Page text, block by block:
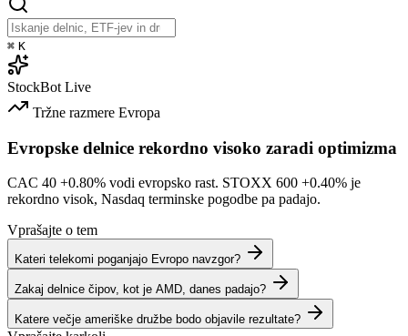
⌘ K
StockBot Live
Tržne razmere Evropa
Evropske delnice rekordno visoko zaradi optimizma
CAC 40 +0.80% vodi evropsko rast. STOXX 600 +0.40% je
rekordno visok, Nasdaq terminske pogodbe pa padajo.
Vprašajte o tem
Kateri telekomi poganjajo Evropo navzgor?
Zakaj delnice čipov, kot je AMD, danes padajo?
Katere večje ameriške družbe bodo objavile rezultate?